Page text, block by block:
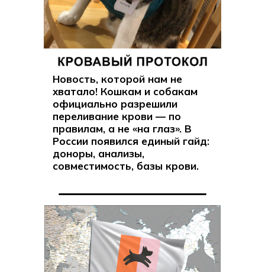
Новость, которой нам не
хватало! Кошкам и собакам
официально разрешили
переливание крови — по
правилам, а не «на глаз». В
России появился единый гайд:
доноры, анализы,
совместимость, базы крови.